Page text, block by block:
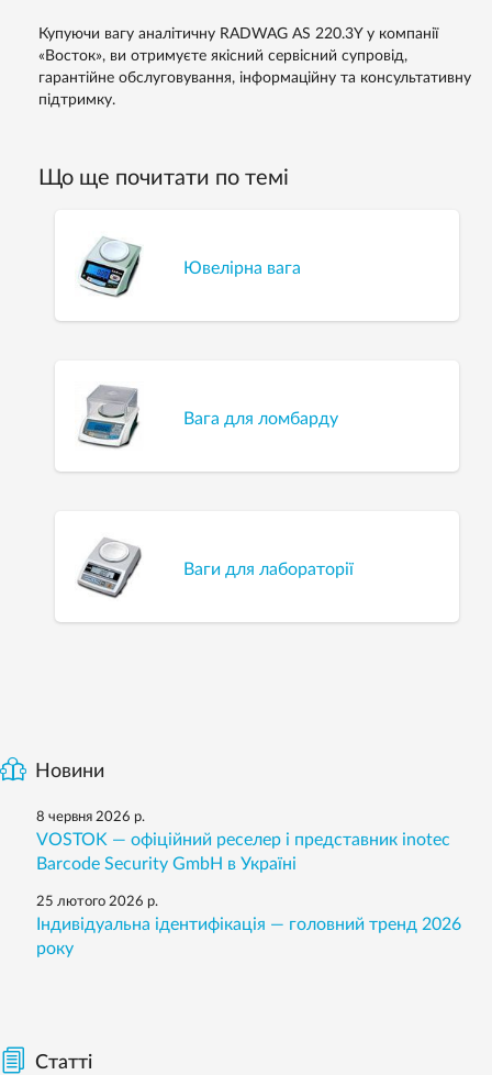
Купуючи вагу аналітичну RADWAG AS 220.3Y у компанії
«Восток», ви отримуєте якісний сервісний супровід,
гарантійне обслуговування, інформаційну та консультативну
підтримку.
Що ще почитати по темі
Ювелірна вага
Вага для ломбарду
Ваги для лабораторії
Новини
8 червня 2026 р.
VOSTOK — офіційний реселер і представник inotec
Barcode Security GmbH в Україні
25 лютого 2026 р.
Індивідуальна ідентифікація — головний тренд 2026
року
Статті